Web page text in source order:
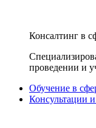
Консалтинг в
проведении и
Обучение в
Консультации